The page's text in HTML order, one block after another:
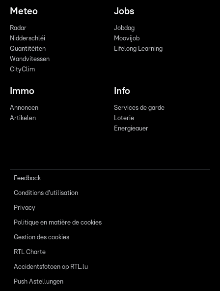
Meteo
Radar
Nidderschléi
Quantitéiten
Wandvitessen
CityClim
Jobs
Jobdag
Moovijob
Lifelong Learning
Immo
Annoncen
Artikelen
Info
Services de garde
Loterie
Energieauer
Feedback
Conditions d'utilisation
Privacy
Politique en matière de cookies
Gestion des cookies
RTL Charte
Accidentsfotoen op RTL.lu
Push Astellungen